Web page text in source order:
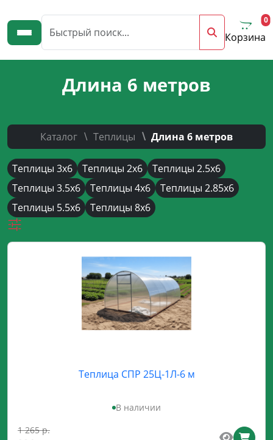
Корзина
0
Длина 6 метров
Цена
Производитель
СпецПрофРесурс
Выгодные предложения
Низкая цена
Беларусь
Каталог Теплицы Длина 6 метров
Теплицы 3х6 Теплицы 2х6
Теплицы 2.5х6
Теплицы 3.5х6
Теплицы 4х6
Теплицы 2.85х6
Теплицы 5.5х6
Теплицы 8х6
Теплица СПР 25Ц-1Л-6 м
В наличии
1 265 р.